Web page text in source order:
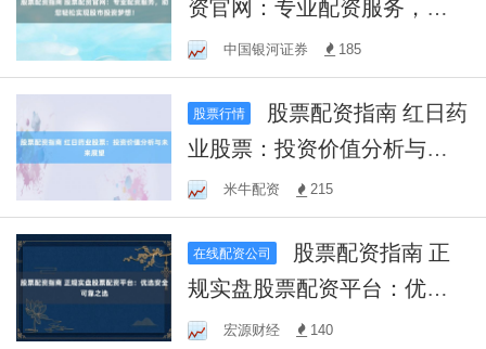
资官网：专业配资服务，助
您轻松实现股市投资梦想！
中国银河证券 185
股票行情
业股票：投资价值分析与未
来展望米牛配资 215
在线配资公司
规实盘股票配资平台：优选
安全可靠之选
宏源财经 140